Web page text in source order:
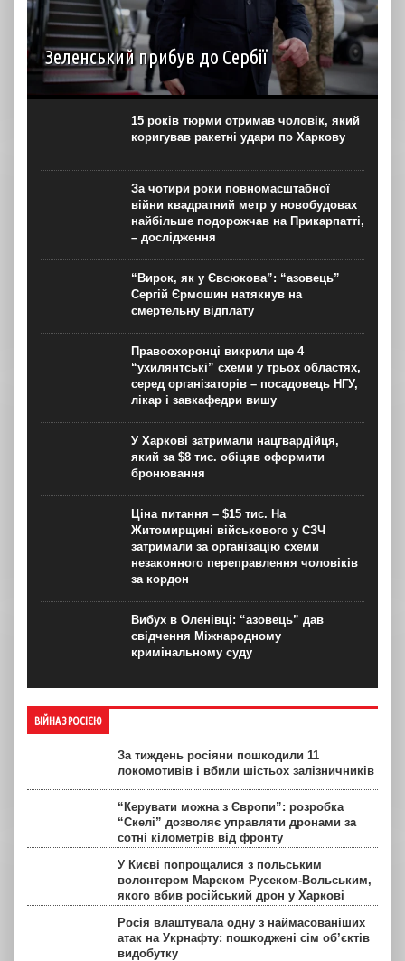
Зеленський прибув до Сербії
Президент України Володимир Зеленський прибув до
Сербії разом із делегацією. Під час візиту він планує
провести переговори з президентом Александром
Вучичем та прем’єр-міністром Джуро Мацутом. Про це
Зеленський повідомив...
15 років тюрми отримав чоловік, який
коригував ракетні удари по Харкову
За чотири роки повномасштабної
війни квадратний метр у новобудовах
найбільше подорожчав на Прикарпатті,
– дослідження
“Вирок, як у Євсюкова”: “азовець”
Сергій Єрмошин натякнув на
смертельну відплату
Правоохоронці викрили ще 4
“ухилянтські” схеми у трьох областях,
серед організаторів – посадовець НГУ,
лікар і завкафедри вишу
У Харкові затримали нацгвардійця,
який за $8 тис. обіцяв оформити
бронювання
Ціна питання – $15 тис. На
Житомирщині військового у СЗЧ
затримали за організацію схеми
незаконного переправлення чоловіків
за кордон
Вибух в Оленівці: “азовець” дав
свідчення Міжнародному
кримінальному суду
ВІЙНА З РОСІЄЮ
За тиждень росіяни пошкодили 11
локомотивів і вбили шістьох залізничників
“Керувати можна з Європи”: розробка
“Скелі” дозволяє управляти дронами за
сотні кілометрів від фронту
У Києві попрощалися з польським
волонтером Мареком Русеком-Вольським,
якого вбив російський дрон у Харкові
Росія влаштувала одну з наймасованіших
атак на Укрнафту: пошкоджені сім об’єктів
видобутку